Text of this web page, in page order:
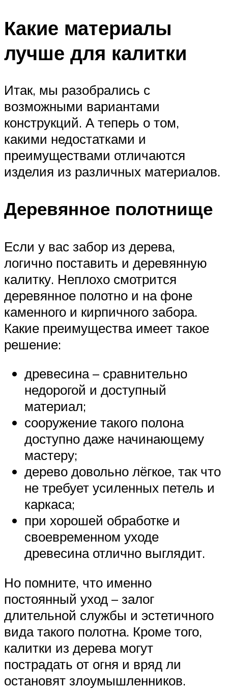
Какие материалы
лучше для калитки
Итак, мы разобрались с
возможными вариантами
конструкций. А теперь о том,
какими недостатками и
преимуществами отличаются
изделия из различных материалов.
Деревянное полотнище
Если у вас забор из дерева,
логично поставить и деревянную
калитку. Неплохо смотрится
деревянное полотно и на фоне
каменного и кирпичного забора.
Какие преимущества имеет такое
решение:
древесина – сравнительно
недорогой и доступный
материал;
сооружение такого полона
доступно даже начинающему
мастеру;
дерево довольно лёгкое, так что
не требует усиленных петель и
каркаса;
при хорошей обработке и
своевременном уходе
древесина отлично выглядит.
Но помните, что именно
постоянный уход – залог
длительной службы и эстетичного
вида такого полотна. Кроме того,
калитки из дерева могут
пострадать от огня и вряд ли
остановят злоумышленников.